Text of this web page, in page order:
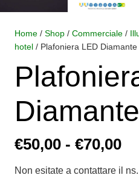
Home / Shop / Commerciale /
hotel / Plafoniera LED Diamante
€50,00 - €70,00
Non esitate a contattare il